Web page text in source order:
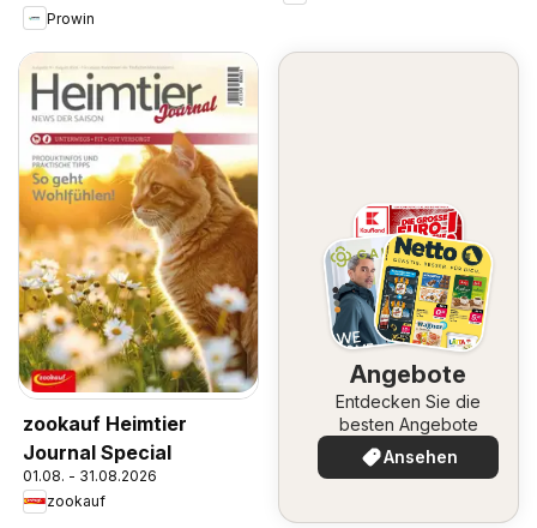
Prowin
zookauf Heimtier
Journal Special
01.08. - 31.08.2026
zookauf
Angebote
Entdecken Sie die
besten Angebote
Ansehen